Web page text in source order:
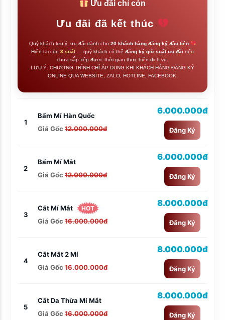
Ưu đãi chỉ còn
Ưu đãi đã kết thúc
Quý khách lưu ý, ưu đãi dành cho 20 khách hàng đăng ký đầu tiên
Hiện tại còn 3 suất— quý khách có thể đăng ký giữ suất ưu đãi nếu
chưa sắp xếp được thời gian thực hiện dịch vụ.
LƯU Ý: CHƯƠNG TRÌNH CHỈ ÁP DỤNG KHI KHÁCH HÀNG ĐĂNG KÝ
ONLINE QUA WEBSITE, ZALO, HOTLINE, FACEBOOK.
1
Bấm Mí Hàn Quốc
Giá Gốc 12.000.000đ
6.000.000đ
Đăng Ký
2
Bấm Mí Mắt
Giá Gốc 12.000.000đ
6.000.000đ
Đăng Ký
3
Cắt Mí Mắt HOT
Giá Gốc 16.000.000đ
8.000.000đ
Đăng Ký
4
Cắt Mắt 2 Mí
Giá Gốc 16.000.000đ
8.000.000đ
Đăng Ký
5
Cắt Da Thừa Mí Mắt
Giá Gốc 16.000.000đ
8.000.000đ
Đăng Ký